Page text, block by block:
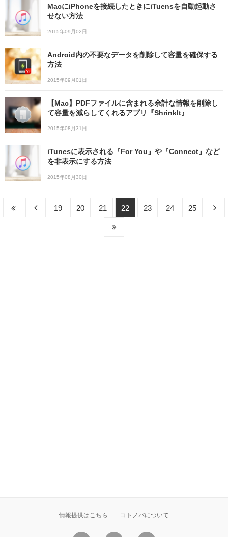
MacにiPhoneを接続したときにiTuensを自動起動さ
せない方法
2015年09月02日
Android内の不要なデータを削除して容量を確保する
方法
2015年09月01日
【Mac】PDFファイルに含まれる余計な情報を削除し
て容量を減らしてくれるアプリ『Shrinklt』
2015年08月31日
iTunesに表示される『For You』や『Connect』など
を非表示にする方法
2015年08月30日
19 20 21 22 23 24 25
情報提供はこちら コトノバについて